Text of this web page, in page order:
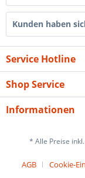
Kunden haben
Service Hotline
Shop Service
Informationen
* Alle Preise
AGB Cookie-